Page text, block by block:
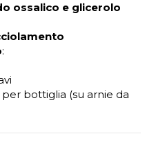
ossalico e glicerolo
:
per bottiglia (su arnie da